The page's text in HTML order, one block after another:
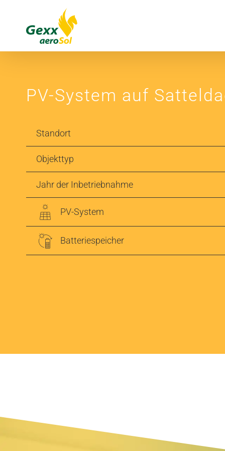
springen
PV-System auf
Standort
Objekttyp
Jahr der Inbetriebnahme
PV-System
Batteriespeicher